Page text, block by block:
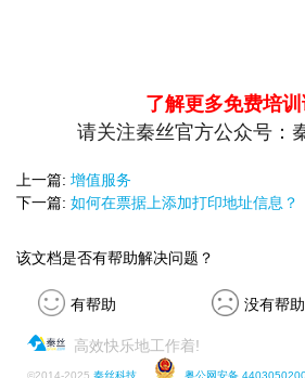
了解更多免费培
请关注秦丝官方公众号：
上一篇: 增值服务
下一篇: 如何在票据上添加打印地址信息？
该文档是否有帮助解决问题？
有帮助 没有帮助
高效快乐地工作着!
©2014-2025 秦丝科技 粤公网安备